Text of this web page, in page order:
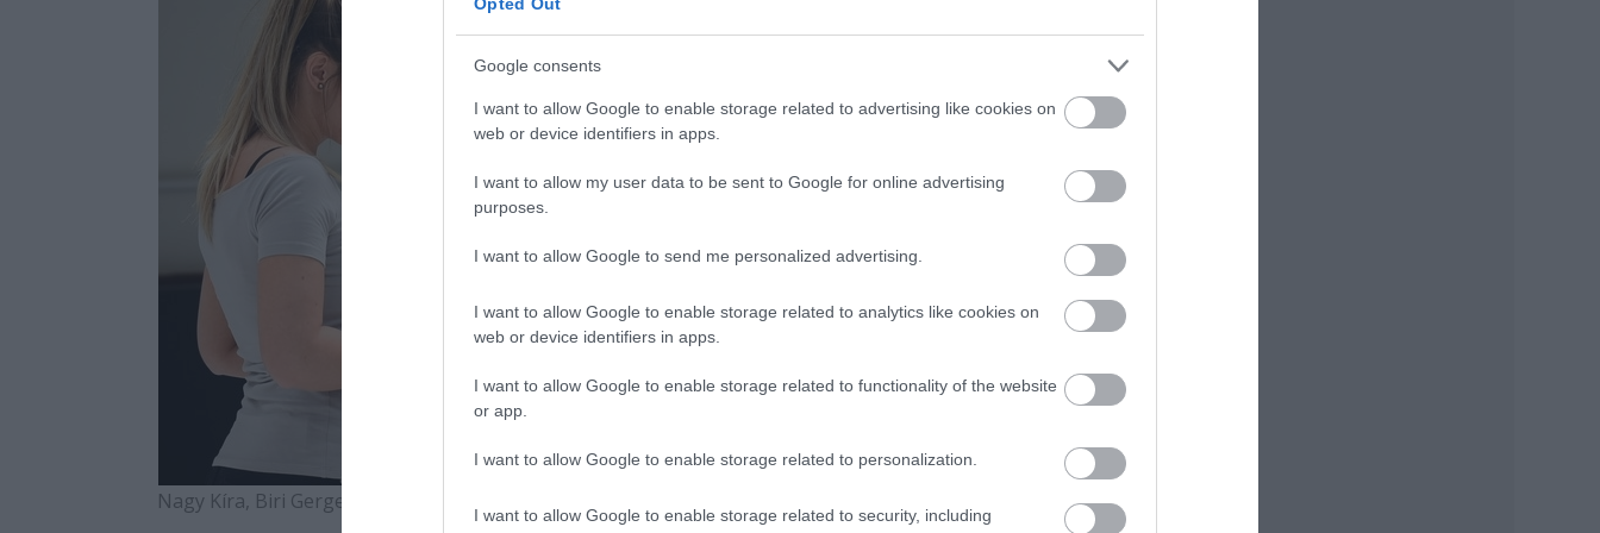
Google consents
I want to allow Google to enable storage related to advertising like cookies on
web or device identifiers in apps.
I want to allow my user data to be sent to Google for online advertising
purposes.
I want to allow Google to send me personalized advertising.
I want to allow Google to enable storage related to analytics like cookies on
web or device identifiers in apps.
I want to allow Google to enable storage related to functionality of the website
or app.
I want to allow Google to enable storage related to personalization.
I want to allow Google to enable storage related to security, including
Nagy Kíra, Biri Gergely és Mudrák Marianna a próbán